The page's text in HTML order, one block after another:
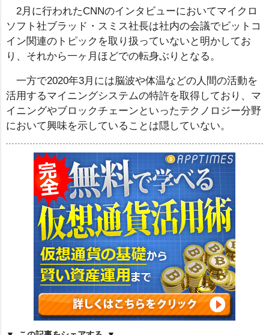
2月に行われたCNNのインタビューにおいてマイクロ
ソフト社ブラッド・スミス社長は社内の会議でビットコ
イン関連のトピックを取り扱っていないと明かしてお
り、それから一ヶ月ほどでの転身ぶりとなる。
一方で2020年3月には脳波や体温などの人間の活動を
活用するマイニングシステムの特許を取得しており、マ
イニングやブロックチェーンといったテクノロジー分野
において興味を示していることは隠していない。